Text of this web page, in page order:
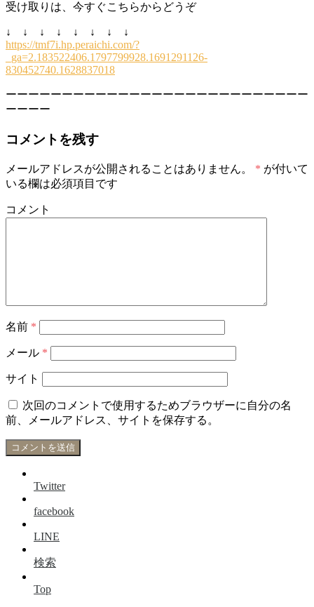
受け取りは、今すぐこちらからどうぞ
↓ ↓ ↓ ↓ ↓ ↓ ↓ ↓
https://tmf7i.hp.peraichi.com/?
_ga=2.183522406.1797799928.1691291126-
830452740.1628837018
ーーーーーーーーーーーーーーーーーーーーーーーーーーー
ーーーー
コメントを残す
メールアドレスが公開されることはありません。 * が付いて
いる欄は必須項目です
コメント
名前 *
メール *
サイト
次回のコメントで使用するためブラウザーに自分の名
前、メールアドレス、サイトを保存する。
Twitter
facebook
LINE
検索
Top